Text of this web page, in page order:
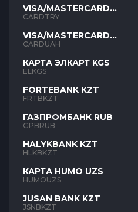
VISA/MASTERCARD
TYR
CARDTRY
VISA/MASTERCARD
UAH
CARDUAH
КАРТА ЭЛКАРТ KGS
ELKGS
FORTEBANK KZT
FRTBKZT
ГАЗПРОМБАНК RUB
GPBRUB
HALYKBANK KZT
HLKBKZT
КАРТА HUMO UZS
HUMOUZS
JUSAN BANK KZT
JSNBKZT